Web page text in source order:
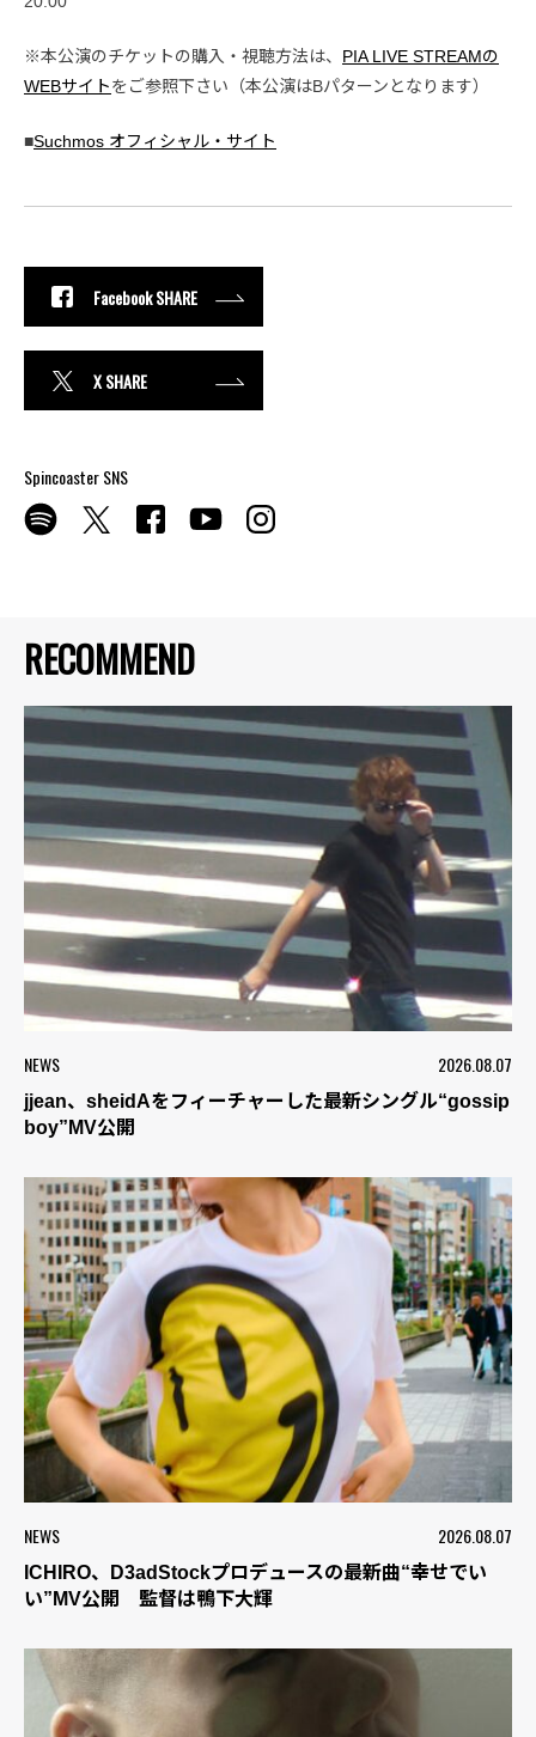
RECOMMEND
NEWS 2026.08.07
jjean、sheidAをフィーチャーした最新シングル“gossip
boy”MV公開
NEWS 2026.08.07
ICHIRO、D3adStockプロデュースの最新曲“幸せでい
い”MV公開 監督は鴨下大輝
※本公演のチケットの購入・視聴方法は、 PIA LIVE STREAMの
WEBサイトをご参照下さい（本公演はBパターンとなります）
■Suchmos オフィシャル・サイト
Facebook SHARE
X SHARE
Spincoaster SNS